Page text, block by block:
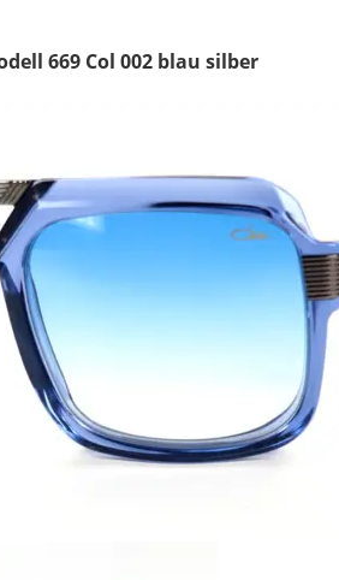
669 Col 002 blau silber